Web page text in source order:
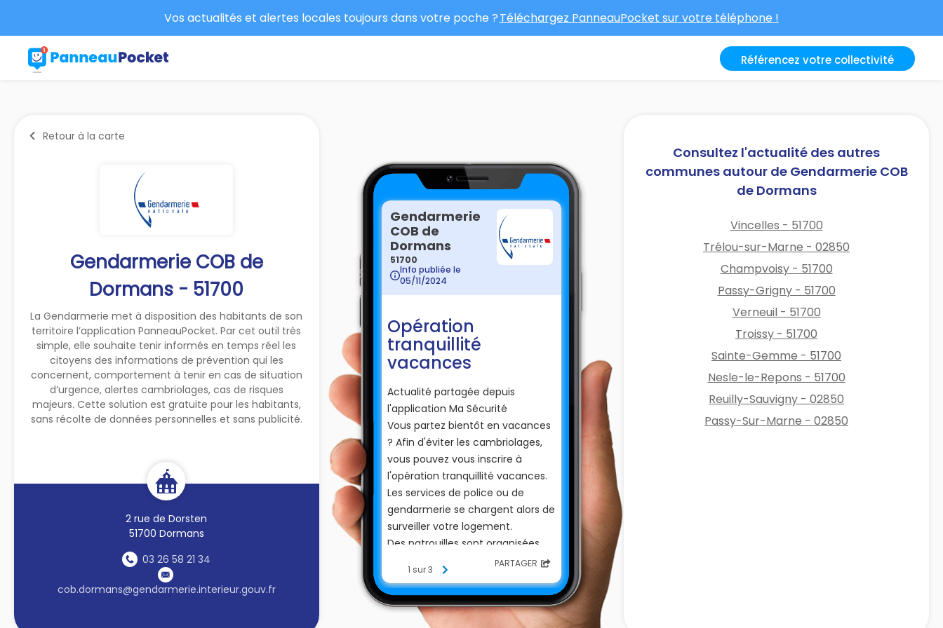
Vos actualités et alertes locales toujours dans votre poche ?Téléchargez PanneauPocket sur votre téléphone !
Référencez votre collectivité
Retour à la carte
Gendarmerie COB de
Dormans - 51700
La Gendarmerie met à disposition des habitants de son
territoire l’application PanneauPocket. Par cet outil très
simple, elle souhaite tenir informés en temps réel les
citoyens des informations de prévention qui les
concernent, comportement à tenir en cas de situation
d’urgence, alertes cambriolages, cas de risques
majeurs. Cette solution est gratuite pour les habitants,
sans récolte de données personnelles et sans publicité.
2 rue de Dorsten
51700 Dormans
03 26 58 21 34
cob.dormans@gendarmerie.interieur.gouv.fr
Gendarmerie
COB de
Dormans
51700
Info publiée le
05/11/2024
Opération
tranquillité
vacances
Actualité partagée depuis
l'application Ma Sécurité
Vous partez bientôt en vacances
? Afin d'éviter les cambriolages,
vous pouvez vous inscrire à
l'opération tranquillité vacances.
Les services de police ou de
gendarmerie se chargent alors de
surveiller votre logement.
Des patrouilles sont organisées
pour passer aux abords de votre
domicile. Vous serez prévenu en
cas d'anomalies (dégradations,
cambriolage...).
1 sur 3 PARTAGER
Consultez l'actualité des autres
communes autour de Gendarmerie COB
de Dormans
Vincelles - 51700
Trélou-sur-Marne - 02850
Champvoisy - 51700
Passy-Grigny - 51700
Verneuil - 51700
Troissy - 51700
Sainte-Gemme - 51700
Nesle-le-Repons - 51700
Reuilly-Sauvigny - 02850
Passy-Sur-Marne - 02850